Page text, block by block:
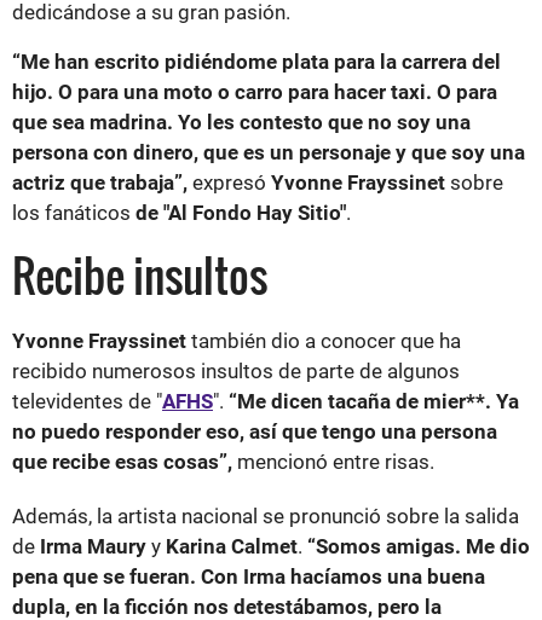
dedicándose a su gran pasión.
“Me han escrito pidiéndome plata para la carrera del
hijo. O para una moto o carro para hacer taxi. O para
que sea madrina. Yo les contesto que no soy una
persona con dinero, que es un personaje y que soy una
actriz que trabaja”, expresó Yvonne Frayssinet sobre
los fanáticos de "Al Fondo Hay Sitio".
Recibe insultos
Yvonne Frayssinet también dio a conocer que ha
recibido numerosos insultos de parte de algunos
televidentes de "AFHS". “Me dicen tacaña de mier**. Ya
no puedo responder eso, así que tengo una persona
que recibe esas cosas”, mencionó entre risas.
Además, la artista nacional se pronunció sobre la salida
de Irma Maury y Karina Calmet. “Somos amigas. Me dio
pena que se fueran. Con Irma hacíamos una buena
dupla, en la ficción nos detestábamos, pero la